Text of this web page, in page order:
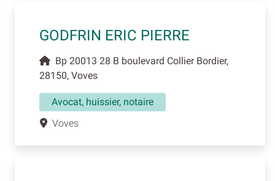
GODFRIN ERIC PIERRE
Bp 20013 28 B boulevard Collier Bordier,
28150, Voves
Avocat, huissier, notaire
Voves